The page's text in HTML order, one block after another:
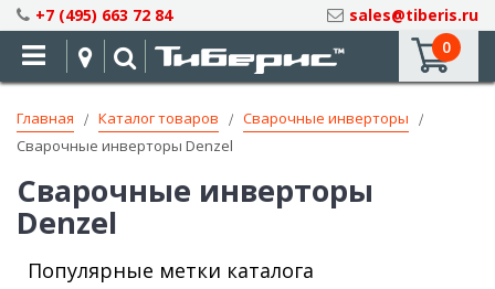
Skip
to
Content
+7 (495) 663 72 84
sales@tiberis.ru
0
Главная Каталог товаров
Сварочные инверторы
Сварочные инверторы Denzel
Сварочные инверторы
Denzel
Популярные метки каталога